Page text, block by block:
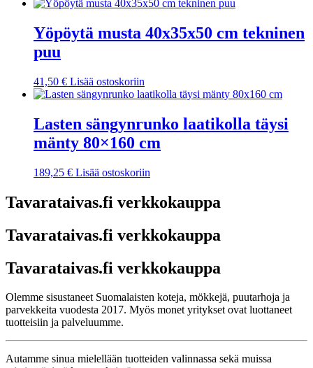
Yöpöytä musta 40x35x50 cm tekninen
puu
41,50 € Lisää ostoskoriin
Lasten sängynrunko laatikolla täysi
mänty 80×160 cm
189,25 € Lisää ostoskoriin
Tavarataivas.fi verkkokauppa
Tavarataivas.fi verkkokauppa
Tavarataivas.fi verkkokauppa
Olemme sisustaneet Suomalaisten koteja, mökkejä, puutarhoja ja
parvekkeita vuodesta 2017. Myös monet yritykset ovat luottaneet
tuotteisiin ja palveluumme.
Autamme sinua mielellään tuotteiden valinnassa sekä muissa